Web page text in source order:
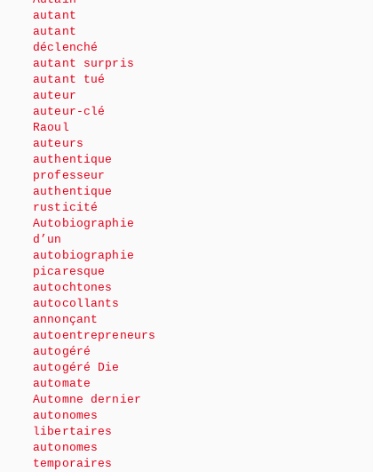
autant
autant
déclenché
autant surpris
autant tué
auteur
auteur-clé
Raoul
auteurs
authentique
professeur
authentique
rusticité
Autobiographie
d’un
autobiographie
picaresque
autochtones
autocollants
annonçant
autoentrepreneurs
autogéré
autogéré Die
automate
Automne dernier
autonomes
libertaires
autonomes
temporaires